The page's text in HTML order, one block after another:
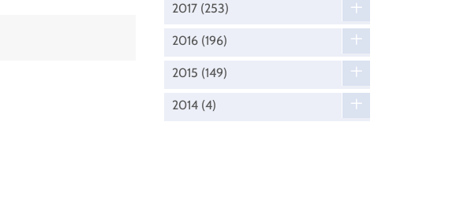
2017 (253)
2016 (196)
2015 (149)
2014 (4)